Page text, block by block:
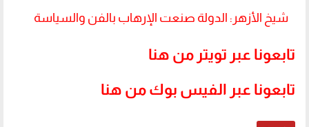
شيخ الأزهر: الدولة صنعت الإرهاب بالفن والسياسة
تابعونا عبر تويتر من هنا
تابعونا عبر الفيس بوك من هنا